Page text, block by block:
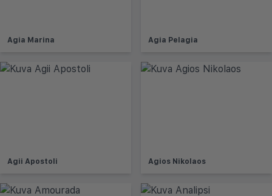
Agia Marina Agia Pelagia
Agii Apostoli Agios Nikolaos